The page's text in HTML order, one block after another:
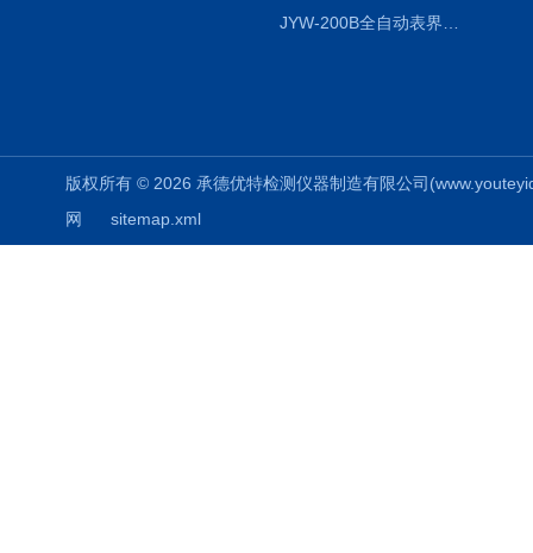
版权所有 © 2026 承德优特检测仪器制造有限公司
网
sitemap.xml